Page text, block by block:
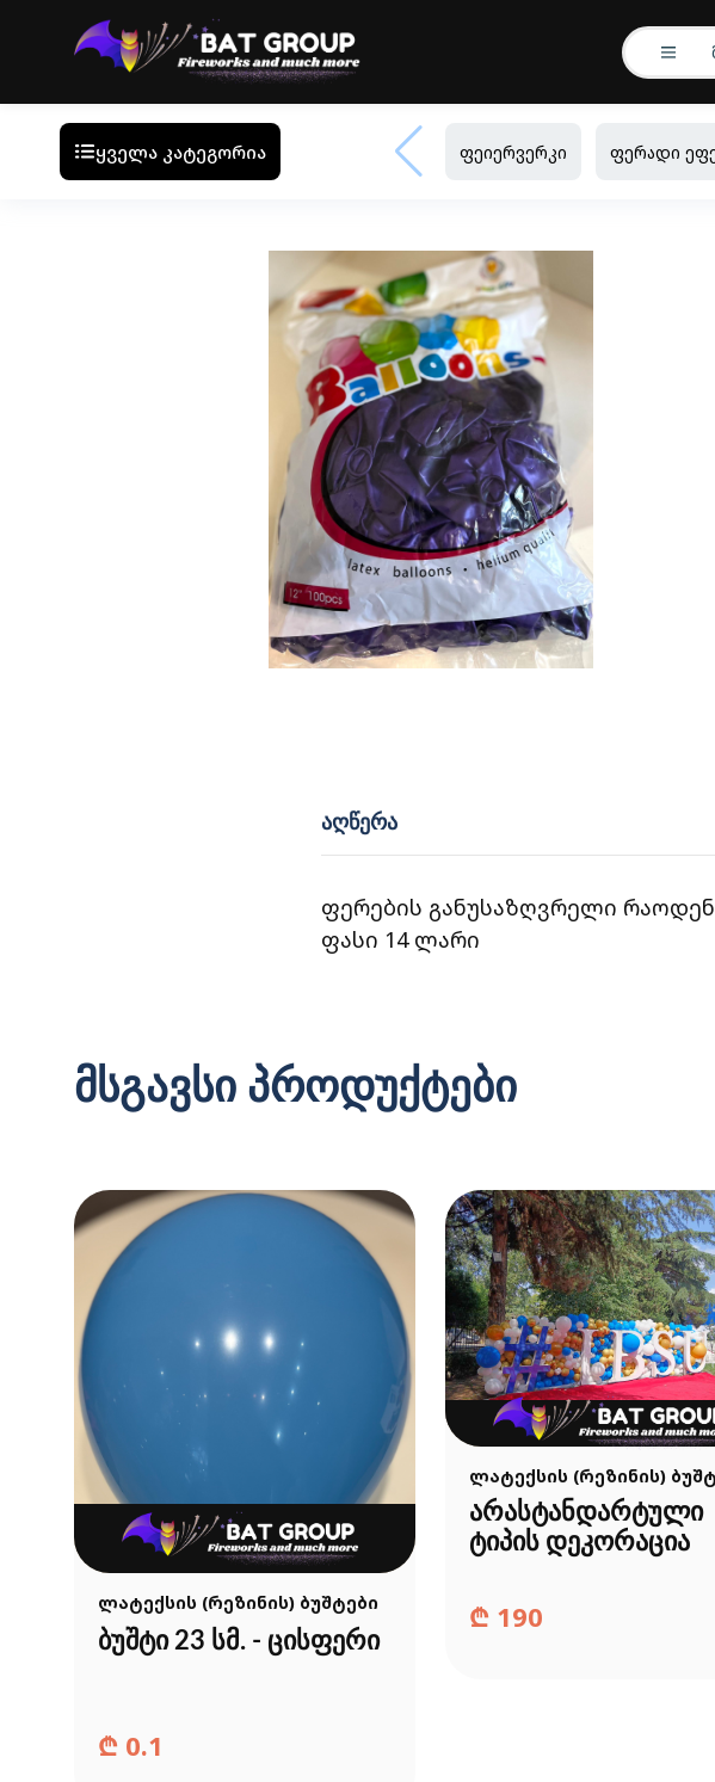
ყველა კატეგორია ფეიერვერკი ფერადი
ᲐᲦᲬᲔᲠᲐ
ფერების განუსაზღვრელი
ფასი 14 ლარი
მსგავსი პროდუქტები
ლატექსის (რეზინის) ბუშტები
ბუშტი 23 სმ. - ცისფერი
₾ 0.1
ლატექსის (რეზინის)
არასტანდარტული
ტიპის დეკორაცია
₾ 190